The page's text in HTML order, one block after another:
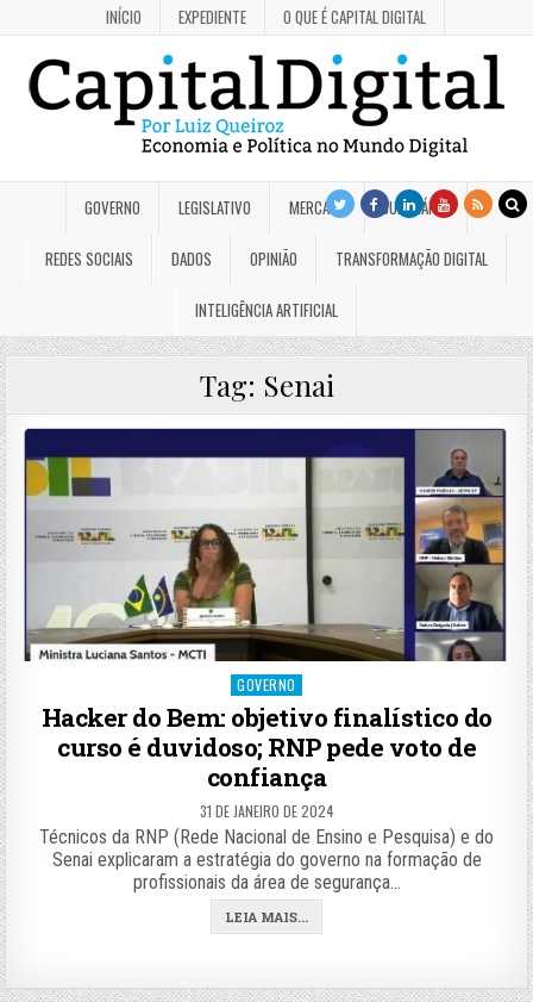
INÍCIO EXPEDIENTE O QUE É CAPITAL DIGITAL
GOVERNO LEGISLATIVO MERCADO JUDICIÁRIO
REDES SOCIAIS DADOS OPINIÃO TRANSFORMAÇÃO DIGITAL
INTELIGÊNCIA ARTIFICIAL
Tag: Senai
Posted
GOVERNO
Hacker do Bem: objetivo finalístico do
curso é duvidoso; RNP pede voto de
confiança
31 DE JANEIRO DE 2024
Técnicos da RNP (Rede Nacional de Ensino e Pesquisa) e do
Senai explicaram a estratégia do governo na formação de
profissionais da área de segurança…
LEIA MAIS...